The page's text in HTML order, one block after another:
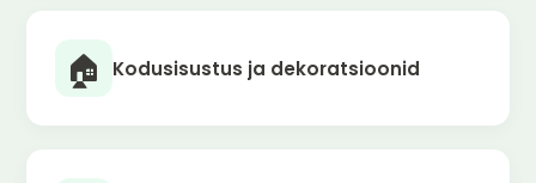
🏠 Kodusisustus ja dekoratsioonid